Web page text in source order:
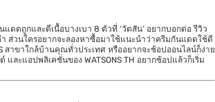
ดดถูกและดีเนื้อบางเบา 8 ตัวที่ ‘วัตสัน’ อยากบอกต่อ รีวิว
ส่วนใครอยากจะลองหาซื้อมาใช้แนะนำว่าครีมกันแดดใช้ดี
สาขาใกล้บ้านคุณทั่วประเทศ หรืออยากจะช้อปออนไลน์ก็ง่าย
และแอปพลิเคชั่นของ WATSONS TH อยากช้อปแล้วก็เริ่ม